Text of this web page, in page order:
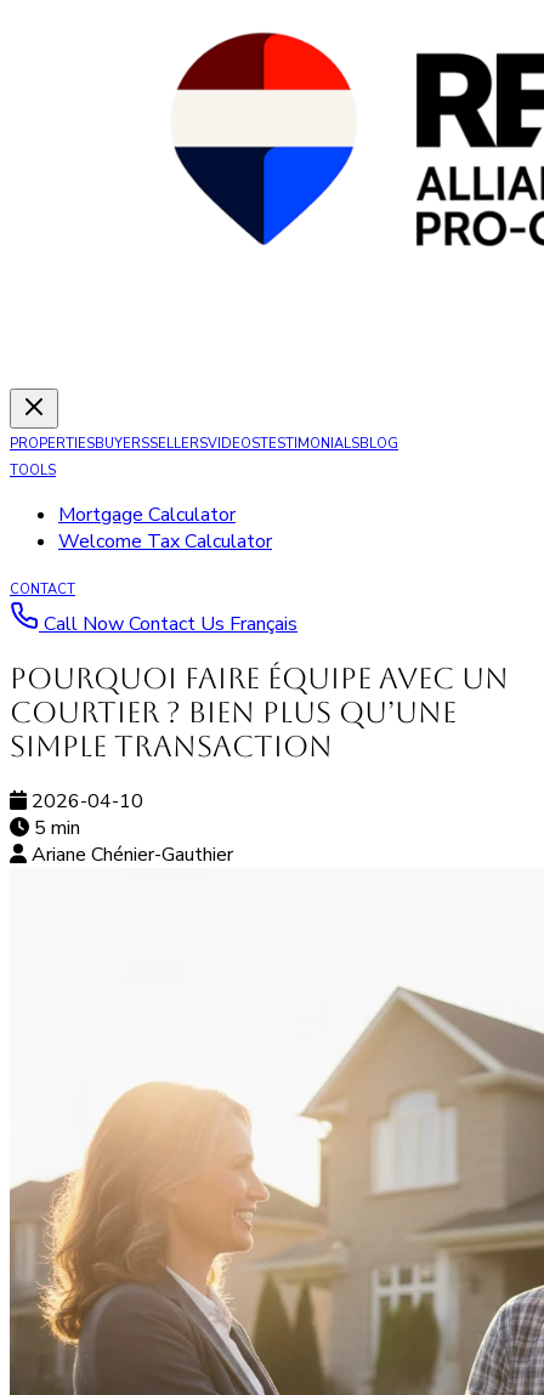
PROPERTIESBUYERSSELLERSVIDEOSTESTIMONIALSBLOG
TOOLS
Mortgage Calculator
Welcome Tax Calculator
CONTACT
Call NowContact Us Français
Pourquoi faire équipe avec un
courtier ? Bien plus qu’une
simple transaction
2026-04-10
5 min
Ariane Chénier-Gauthier